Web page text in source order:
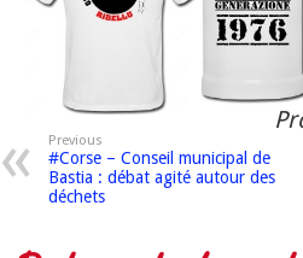
Previous
#Corse – Conseil municipal de
Bastia : débat agité autour des
déchets